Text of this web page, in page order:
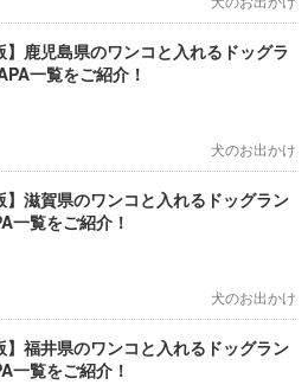
】鹿児島県のワンコと入れるドッグラ
一覧をご紹介！
犬のお出かけ
】滋賀県のワンコと入れるドッグラン
一覧をご紹介！
犬のお出かけ
】福井県のワンコと入れるドッグラン
一覧をご紹介！